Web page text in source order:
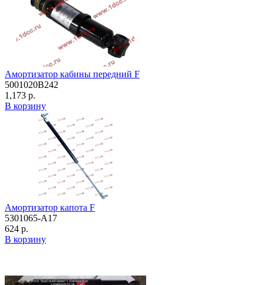
Амортизатор кабины передний F
5001020B242
1,173 р.
В корзину
Амортизатор капота F
5301065-A17
624 р.
В корзину